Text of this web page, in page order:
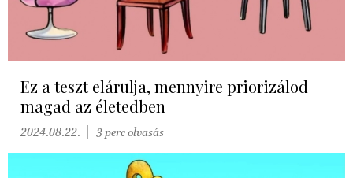
Ez a teszt elárulja, mennyire priorizálod
magad az életedben
2024.08.22. 3 perc olvasás